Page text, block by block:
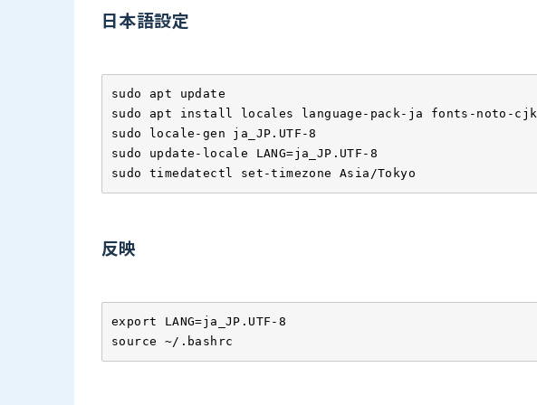
日本語設定
sudo apt update
sudo apt install locales language-pack-ja fonts-noto-cjk
sudo locale-gen ja_JP.UTF-8
sudo update-locale LANG=ja_JP.UTF-8
sudo timedatectl set-timezone Asia/Tokyo
反映
export LANG=ja_JP.UTF-8
source ~/.bashrc